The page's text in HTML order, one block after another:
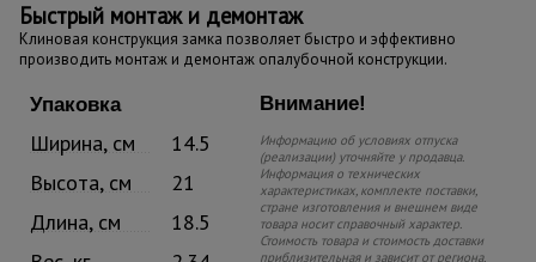
Быстрый монтаж и демонтаж
Клиновая конструкция замка позволяет быстро и эффективно
производить монтаж и демонтаж опалубочной конструкции.
Упаковка
Ширина, см
14.5
Высота, см
21
Длина, см
18.5
Внимание!
Информацию об условиях отпуска
(реализации) уточняйте у продавца.
Информация о технических
характеристиках, комплекте поставки,
стране изготовления и внешнем виде
товара носит справочный характер.
Стоимость товара и стоимость доставки
приблизительная и зависит от региона,